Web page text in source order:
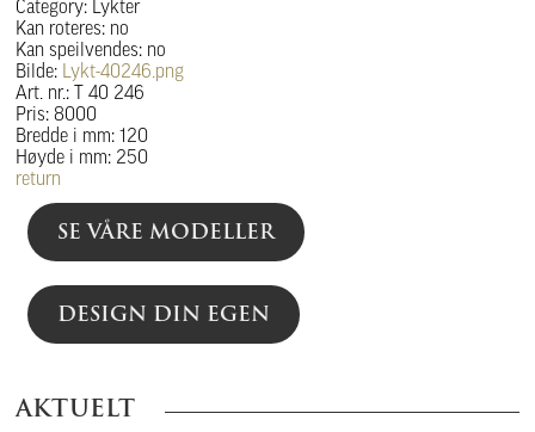
Category: Lykter
Kan roteres: no
Kan speilvendes: no
Bilde: Lykt-40246.png
Art. nr.: T 40 246
Pris: 8000
Bredde i mm: 120
Høyde i mm: 250
return
SE VÅRE MODELLER
DESIGN DIN EGEN
AKTUELT